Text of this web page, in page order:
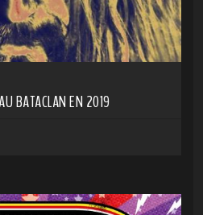
BATACLAN EN 2019